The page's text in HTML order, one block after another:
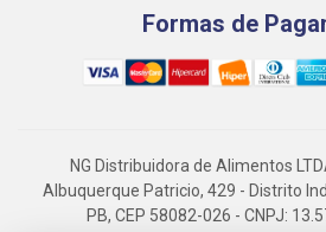
Formas de
NG Distribuidora de Alimentos
Albuquerque Patricio, 429 - Distrito
PB, CEP 58082-026 - CNPJ: